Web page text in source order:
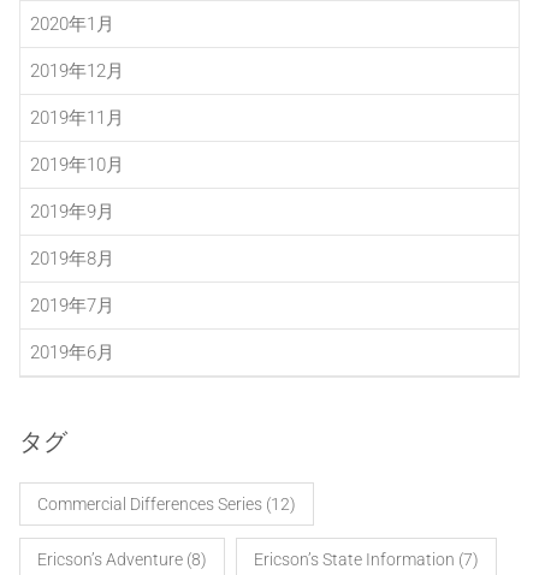
2020年1月
2019年12月
2019年11月
2019年10月
2019年9月
2019年8月
2019年7月
2019年6月
タグ
Commercial Differences Series(12)
Ericson’s Adventure(8) Ericson’s State Information (7)